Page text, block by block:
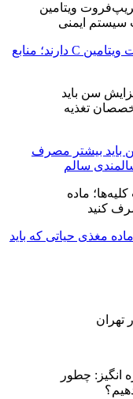
۷ ماده غذایی که بیشتر از گریپ‌فروت ویتامین C دارند؛ منابع
باید بیشتر مصرف
سالم
مغذی حیاتی که باید